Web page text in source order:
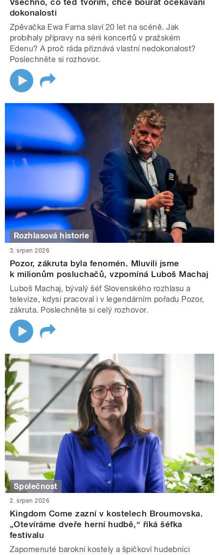
Všechno, co teď tvořím, chce bourat očekávání
dokonalosti
Zpěvačka Ewa Farna slaví 20 let na scéně. Jak
probíhaly přípravy na sérii koncertů v pražském
Edenu? A proč ráda přiznává vlastní nedokonalost?
Poslechněte si rozhovor.
Rozhlasová historie
3. srpen 2026
Pozor, zákruta byla fenomén. Mluvili jsme
k milionům posluchačů, vzpomíná Luboš Machaj
Luboš Machaj, bývalý šéf Slovenského rozhlasu a
televize, kdysi pracoval i v legendárním pořadu Pozor,
zákruta. Poslechněte si celý rozhovor.
Společnost
2. srpen 2026
Kingdom Come zazní v kostelech Broumovska.
„Otevíráme dveře herní hudbě,“ říká šéfka
festivalu
Zapomenuté barokní kostely a špičkoví hudebníci